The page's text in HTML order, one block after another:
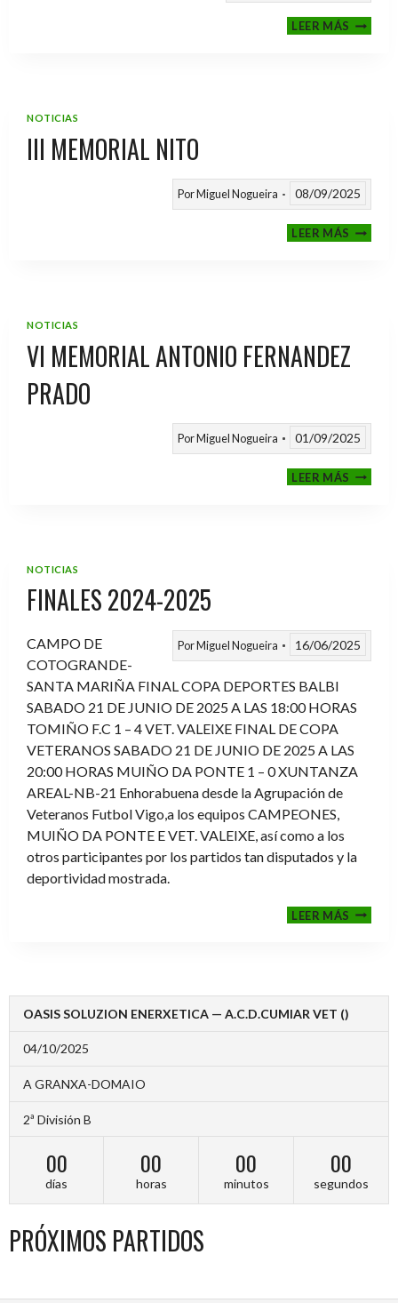
LEER MÁS
NOTICIAS
III MEMORIAL NITO
PorMiguel Nogueira 08/09/2025
LEER MÁSIII
NOTICIAS
VI MEMORIAL ANTONIO FERNANDEZ
PRADO
PorMiguel Nogueira 01/09/2025
LEER MÁSVI
NOTICIAS
FINALES 2024-2025
PorMiguel Nogueira 16/06/2025
CAMPO DE
COTOGRANDE-
SANTA MARIÑA FINAL COPA DEPORTES BALBI
SABADO 21 DE JUNIO DE 2025 A LAS 18:00 HORAS
TOMIÑO F.C 1 – 4 VET. VALEIXE FINAL DE COPA
VETERANOS SABADO 21 DE JUNIO DE 2025 A LAS
20:00 HORAS MUIÑO DA PONTE 1 – 0 XUNTANZA
AREAL-NB-21 Enhorabuena desde la Agrupación de
Veteranos Futbol Vigo,a los equipos CAMPEONES,
MUIÑO DA PONTE E VET. VALEIXE, así como a los
otros participantes por los partidos tan disputados y la
deportividad mostrada.
LEER MÁS
2024-
OASIS SOLUZION ENERXETICA — A.C.D.CUMIAR VET ()
04/10/2025
A GRANXA-DOMAIO
2ª División B
00
días
00
horas
00
minutos
00
segundos
PRÓXIMOS PARTIDOS